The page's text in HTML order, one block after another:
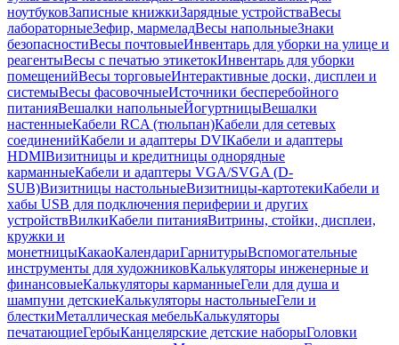
ноутбуковЗаписные книжкиЗарядные устройстваВесы
лабораторныеЗефир, мармеладВесы напольныеЗнаки
безопасностиВесы почтовыеИнвентарь для уборки на улице и
реагентыВесы с печатью этикетокИнвентарь для уборки
помещенийВесы торговыеИнтерактивные доски, дисплеи и
системыВесы фасовочныеИсточники бесперебойного
питанияВешалки напольныеЙогуртницыВешалки
настенныеКабели RCA (тюльпан)Кабели для сетевых
соединенийКабели и адаптеры DVIКабели и адаптеры
HDMIВизитницы и кредитницы однорядные
карманныеКабели и адаптеры VGA/SVGA (D-
SUB)Визитницы настольныеВизитницы-картотекиКабели и
хабы USB для подключения периферии и других
устройствВилкиКабели питанияВитрины, стойки, дисплеи,
кружки и
монетницыКакаоКалендариГарнитурыВспомогательные
инструменты для художниковКалькуляторы инженерные и
финансовыеКалькуляторы карманныеГели для душа и
шампуни детскиеКалькуляторы настольныеГели и
блесткиМеталлическая мебельКалькуляторы
печатающиеГербыКанцелярские детские наборыГоловки